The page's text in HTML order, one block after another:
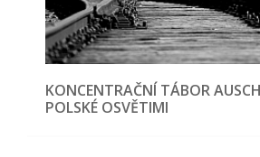
KONCENTRAČNÍ TÁBOR
POLSKÉ OSVĚTIMI